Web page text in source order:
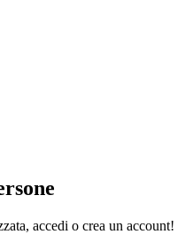
accedi o crea un account!